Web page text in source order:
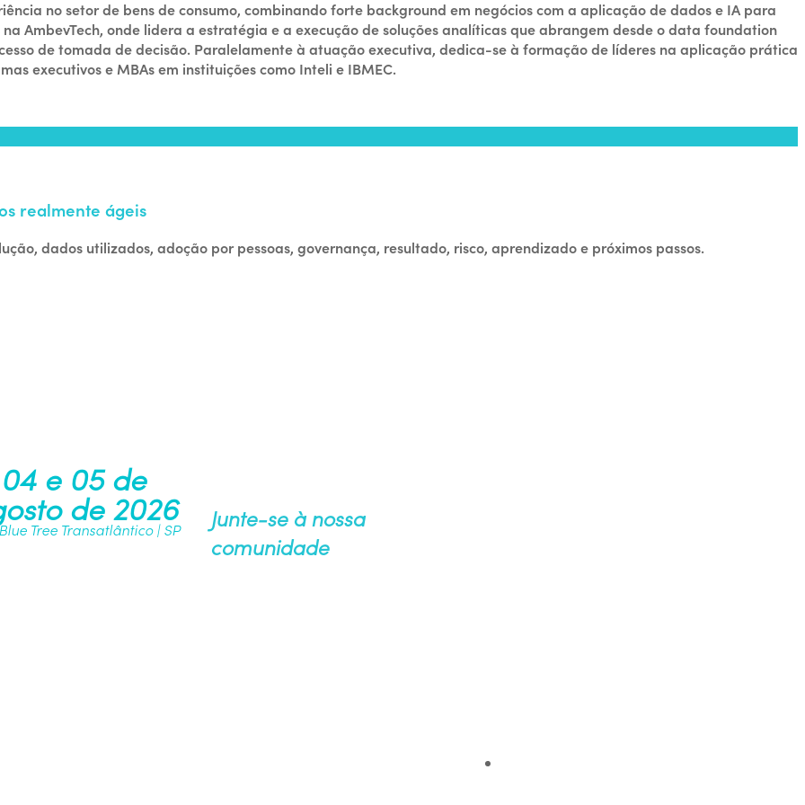
no setor de bens de consumo, combinando forte background em negócios com a aplicação de dados e IA para
AmbevTech, onde lidera a estratégia e a execução de soluções analíticas que abrangem desde o data foundation
de tomada de decisão. Paralelamente à atuação executiva, dedica-se à formação de líderes na aplicação prática
executivos e MBAs em instituições como Inteli e IBMEC.
realmente ágeis
dados utilizados, adoção por pessoas, governança, resultado, risco, aprendizado e próximos passos.
04 e 05 de
de 2026
Tree Transatlântico | SP
Junte-se à nossa
comunidade